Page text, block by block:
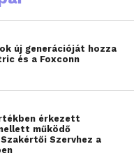
alkalmazhatónak
szerzett, a
zárt, a
színvonal
így nem
inspiráló
vállalkozók
új generációját hozza
és a Foxconn
érkezett
működő
Szervhez a